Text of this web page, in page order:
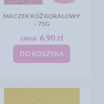
MACZEK RÓŻ KORALOWY
- 75G
cena: 6,90 zł
DO KOSZYKA